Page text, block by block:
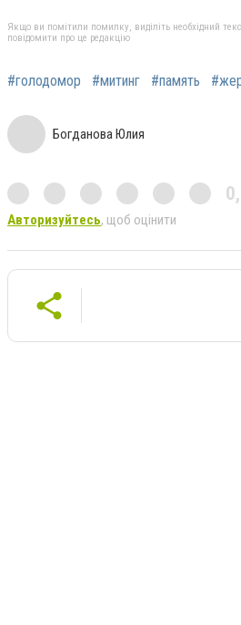
Якщо ви помітили помилку, виділіть необхідний
повідомити про це редакцію
#голодомор #митинг #память
Богданова Юлия
Авторизуйтесь, щоб оцінити